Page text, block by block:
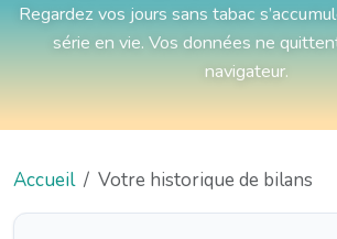
Regardez vos jours sans tabac
série en vie. Vos données ne
navigateur.
Accueil Votre historique de bilans